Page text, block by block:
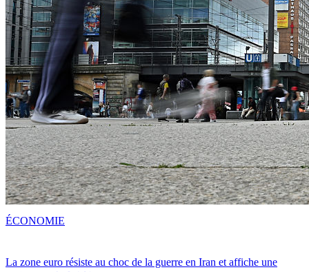
La zone euro résiste au choc de la guerre en Iran et affiche une
ÉCONOMIE